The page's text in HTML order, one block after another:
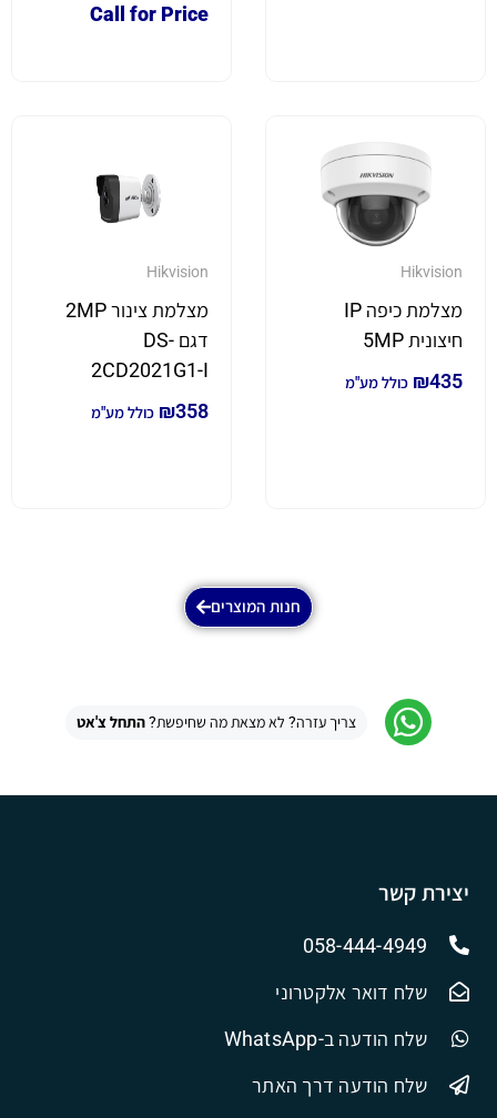
Call for Price
Hikvision
מצלמת כיפה IP
חיצונית 5MP
₪435 כולל מע"מ
Hikvision
מצלמת צינור 2MP
דגם DS-
2CD2021G1-I
₪358 כולל מע"מ
חנות המוצרים
צריך עזרה? לא מצאת מה שחיפשת?התחל צ'אט
יצירת קשר
058-444-4949
שלח דואר אלקטרוני
שלח הודעה ב-WhatsApp
שלח הודעה דרך האתר